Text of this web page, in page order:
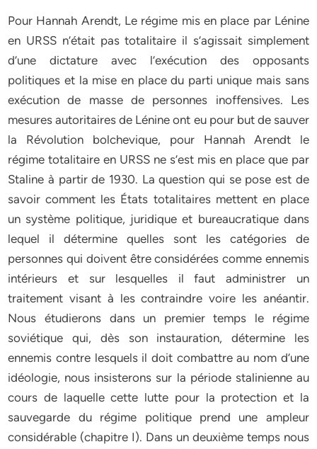
Pour Hannah Arendt, Le régime mis en place par Lénine
en URSS n’était pas totalitaire il s’agissait simplement
d’une dictature avec l’exécution des opposants
politiques et la mise en place du parti unique mais sans
exécution de masse de personnes inoffensives. Les
mesures autoritaires de Lénine ont eu pour but de sauver
la Révolution bolchevique, pour Hannah Arendt le
régime totalitaire en URSS ne s’est mis en place que par
Staline à partir de 1930. La question qui se pose est de
savoir comment les États totalitaires mettent en place
un système politique, juridique et bureaucratique dans
lequel il détermine quelles sont les catégories de
personnes qui doivent être considérées comme ennemis
intérieurs et sur lesquelles il faut administrer un
traitement visant à les contraindre voire les anéantir.
Nous étudierons dans un premier temps le régime
soviétique qui, dès son instauration, détermine les
ennemis contre lesquels il doit combattre au nom d’une
idéologie, nous insisterons sur la période stalinienne au
cours de laquelle cette lutte pour la protection et la
sauvegarde du régime politique prend une ampleur
considérable (chapitre I). Dans un deuxième temps nous